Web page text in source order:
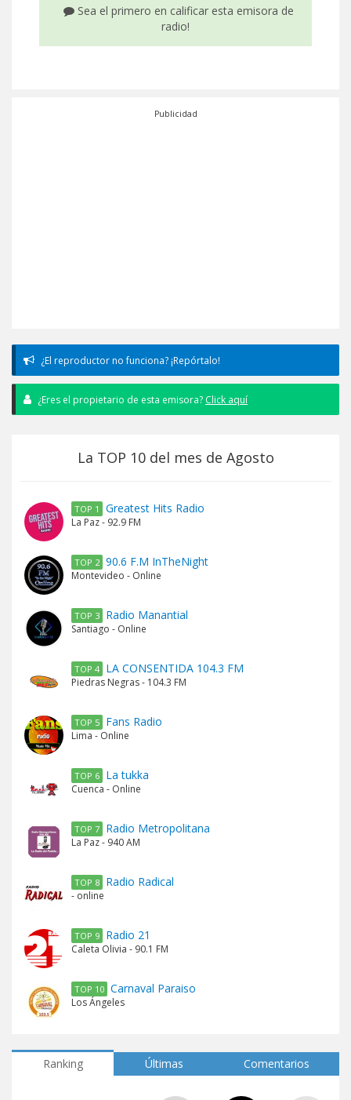
Sea el primero en calificar esta emisora de
radio!
Publicidad
¿El reproductor no funciona? ¡Repórtalo!
¿Eres el propietario de esta emisora? Click aquí
La TOP 10 del mes de Agosto
TOP 1 Greatest Hits Radio
La Paz - 92.9 FM
TOP 2 90.6 F.M InTheNight
Montevideo - Online
TOP 3 Radio Manantial
Santiago - Online
TOP 4 LA CONSENTIDA 104.3 FM
Piedras Negras - 104.3 FM
TOP 5 Fans Radio
Lima - Online
TOP 6 La tukka
Cuenca - Online
TOP 7 Radio Metropolitana
La Paz - 940 AM
TOP 8 Radio Radical
- online
TOP 9 Radio 21
Caleta Olivia - 90.1 FM
TOP 10 Carnaval Paraiso
Los Ángeles
Ranking Últimas Comentarios